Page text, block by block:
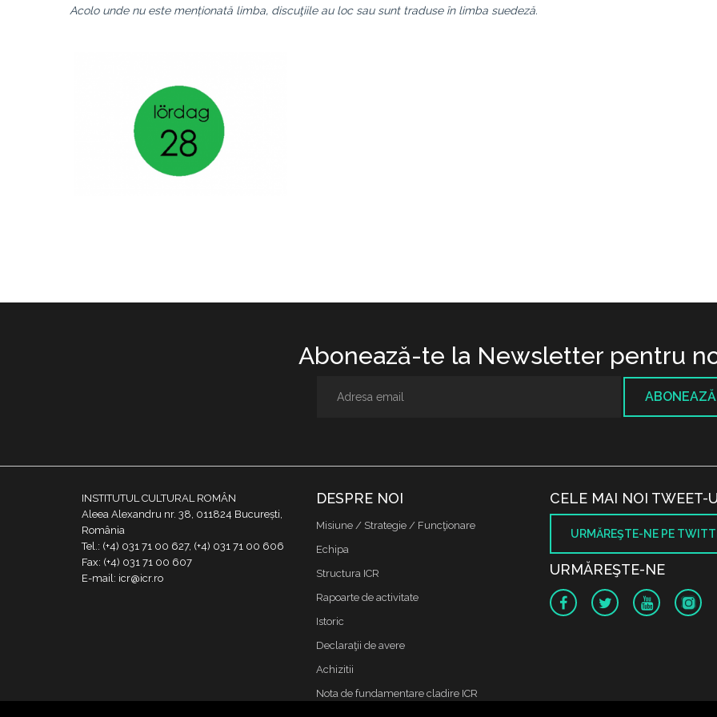
Acolo unde nu este menționată limba, discuţiile au loc sau sunt traduse în limba suedeză.
Abonează-te la Newsletter pentru
INSTITUTUL CULTURAL ROMÂN
Aleea Alexandru nr. 38, 011824 București,
România
Tel.: (+4) 031 71 00 627, (+4) 031 71 00 606
Fax: (+4) 031 71 00 607
E-mail: icr@icr.ro
DESPRE NOI
Misiune / Strategie / Funcţionare
Echipa
Structura ICR
Rapoarte de activitate
Istoric
Declaraţii de avere
Achizitii
Nota de fundamentare cladire ICR
CELE MAI NOI TWEET-
URMĂREŞTE-NE PE
URMĂREŞTE-NE